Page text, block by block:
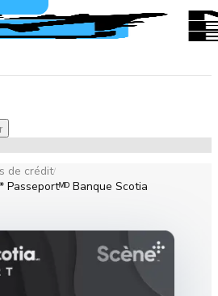
de crédit/
Banque Scotia